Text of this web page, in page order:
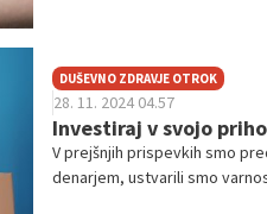
DUŠEVNO ZDRAVJE OTROK
28. 11. 2024 04.57
Investiraj v svojo
V prejšnjih prispevkih smo
denarjem, ustvarili smo